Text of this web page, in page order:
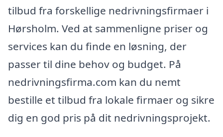
tilbud fra forskellige nedrivningsfirmaer i
Hørsholm. Ved at sammenligne priser og
services kan du finde en løsning, der
passer til dine behov og budget. På
nedrivningsfirma.com kan du nemt
bestille et tilbud fra lokale firmaer og sikre
dig en god pris på dit nedrivningsprojekt.